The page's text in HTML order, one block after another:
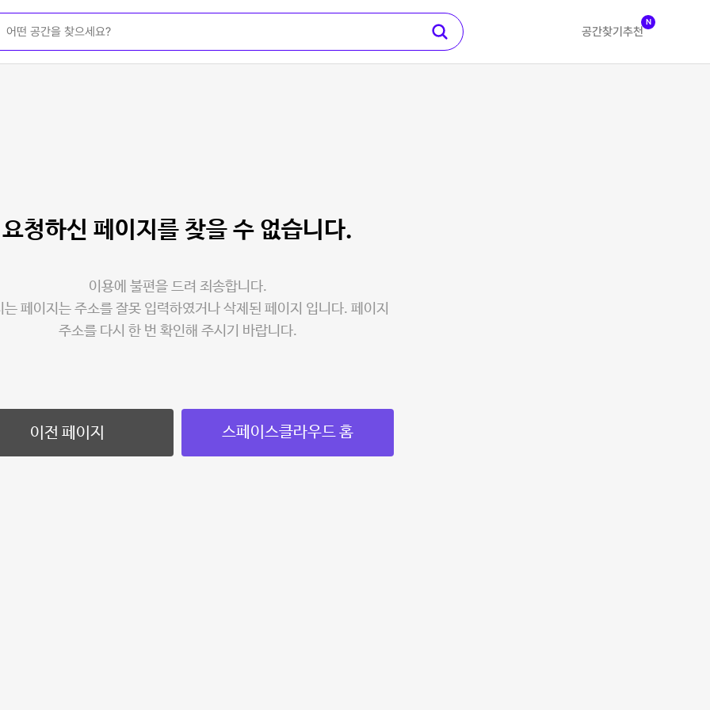
공간찾기 추천
N
요청하신 페이지를 찾을 수 없습니다.
이용에 불편을 드려 죄송합니다.
는 페이지는 주소를 잘못 입력하였거나 삭제된 페이지 입니다. 페이지
주소를 다시 한 번 확인해 주시기 바랍니다.
이전 페이지 스페이스클라우드 홈